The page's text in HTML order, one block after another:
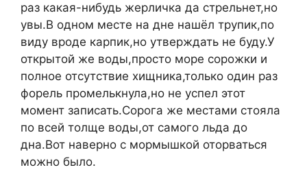
раз какая-нибудь жерличка да стрельнет,но
увы.В одном месте на дне нашёл трупик,по
виду вроде карпик,но утверждать не буду.У
открытой же воды,просто море сорожки и
полное отсутствие хищника,только один раз
форель промелькнула,но не успел этот
момент записать.Сорога же местами стояла
по всей толще воды,от самого льда до
дна.Вот наверно с мормышкой оторваться
можно было.